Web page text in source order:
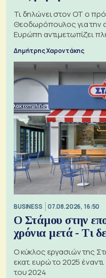
Τι δηλώνει στον ΟΤ ο
Θεοδωρόπουλος για την
Ευρώπη αντιμετωπίζει
Δημήτρης Χαροντάκης
BUSINESS 07.08.2026, 16:50
Ο Στάμου στην
χρόνια μετά - Τι
Ο κύκλος εργασιών της
εκατ. ευρώ το 2025
του 2024